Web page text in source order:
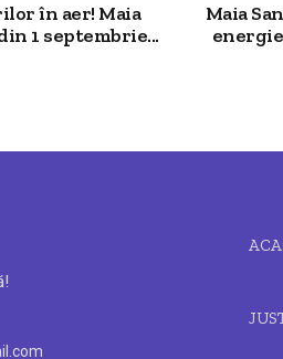
în aer! Maia
1 septembrie...
Maia